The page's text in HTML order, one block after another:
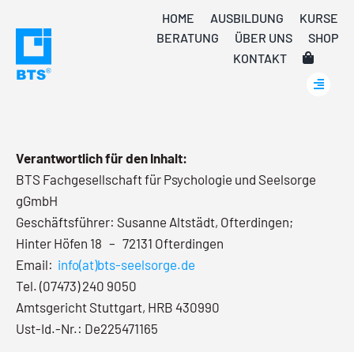
content
HOME AUSBILDUNG
KURSE
BERATUNG
ÜBER UNS
SHOP
KONTAKT
Verantwortlich für den Inhalt:
BTS Fachgesellschaft für Psychologie und Seelsorge
gGmbH
Geschäftsführer: Susanne Altstädt, Ofterdingen;
Hinter Höfen 18 – 72131 Ofterdingen
Email: info(at)bts-seelsorge.de
Tel. (07473) 240 9050
Amtsgericht Stuttgart, HRB 430990
Ust-Id.-Nr.: De225471165